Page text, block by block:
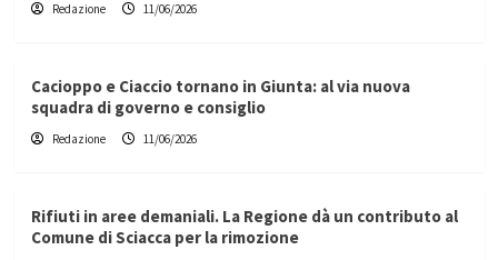
Redazione 11/06/2026
Cacioppo e Ciaccio tornano in Giunta: al via nuova
squadra di governo e consiglio
Redazione 11/06/2026
Rifiuti in aree demaniali. La Regione dà un contributo al
Comune di Sciacca per la rimozione